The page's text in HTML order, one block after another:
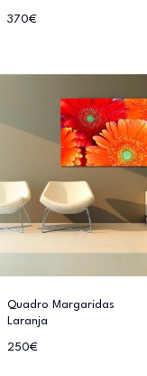
370€
Quadro Margaridas
Laranja
250€